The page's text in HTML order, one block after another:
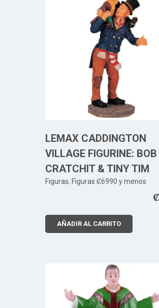
LEMAX CADDINGTON
VILLAGE FIGURINE: BOB
CRATCHIT & TINY TIM
Figuras, Figuras ₡6990 y menos
₡
AÑADIR AL CARRITO